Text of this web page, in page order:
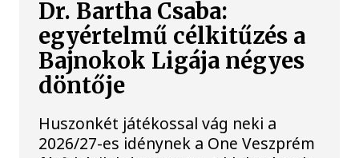
Dr. Bartha Csaba:
egyértelmű célkitűzés a
Bajnokok Ligája négyes
döntője
Huszonkét játékossal vág neki a
2026/27-es idénynek a One Veszprém